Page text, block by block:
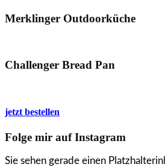
Merklinger Outdoorküche
Challenger Bread Pan
jetzt bestellen
Folge mir auf Instagram
Sie sehen gerade einen